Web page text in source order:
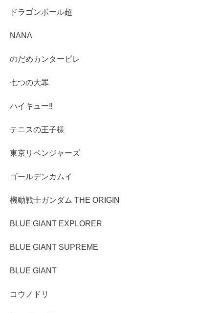
ドラゴンボール超
NANA
のだめカンタービレ
七つの大罪
ハイキュー‼︎
テニスの王子様
東京リベンジャーズ
ゴールデンカムイ
機動戦士ガンダム THE ORIGIN
BLUE GIANT EXPLORER
BLUE GIANT SUPREME
BLUE GIANT
コウノドリ